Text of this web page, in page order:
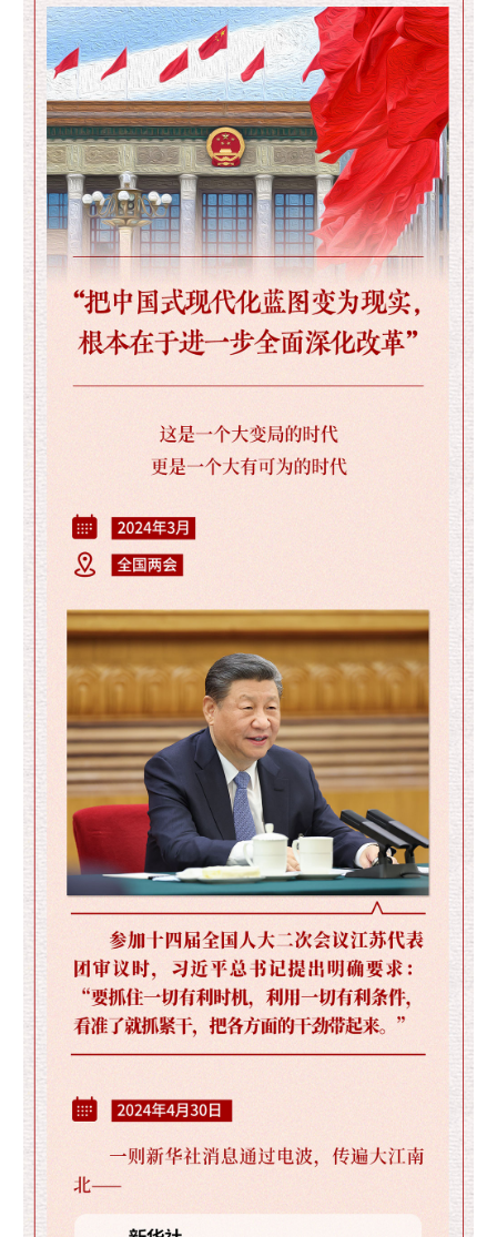
文化产业
地方频道
北京 天津 河北 山西
辽宁 吉林 上海 江苏
浙江 安徽 福建
山东 河南 湖北 湖南
广东 广西 海南 重庆
四川 贵州 云南 西藏
甘肃 青海
内蒙古 黑龙江
多语种频道
English Español Français عربى
한국어
Deutsch Português